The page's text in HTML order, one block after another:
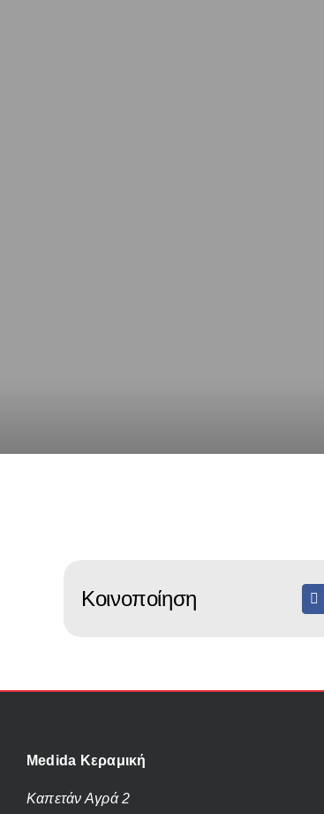
Κοινοποίηση
Medida Κεραμική
Καπετάν Αγρά 2